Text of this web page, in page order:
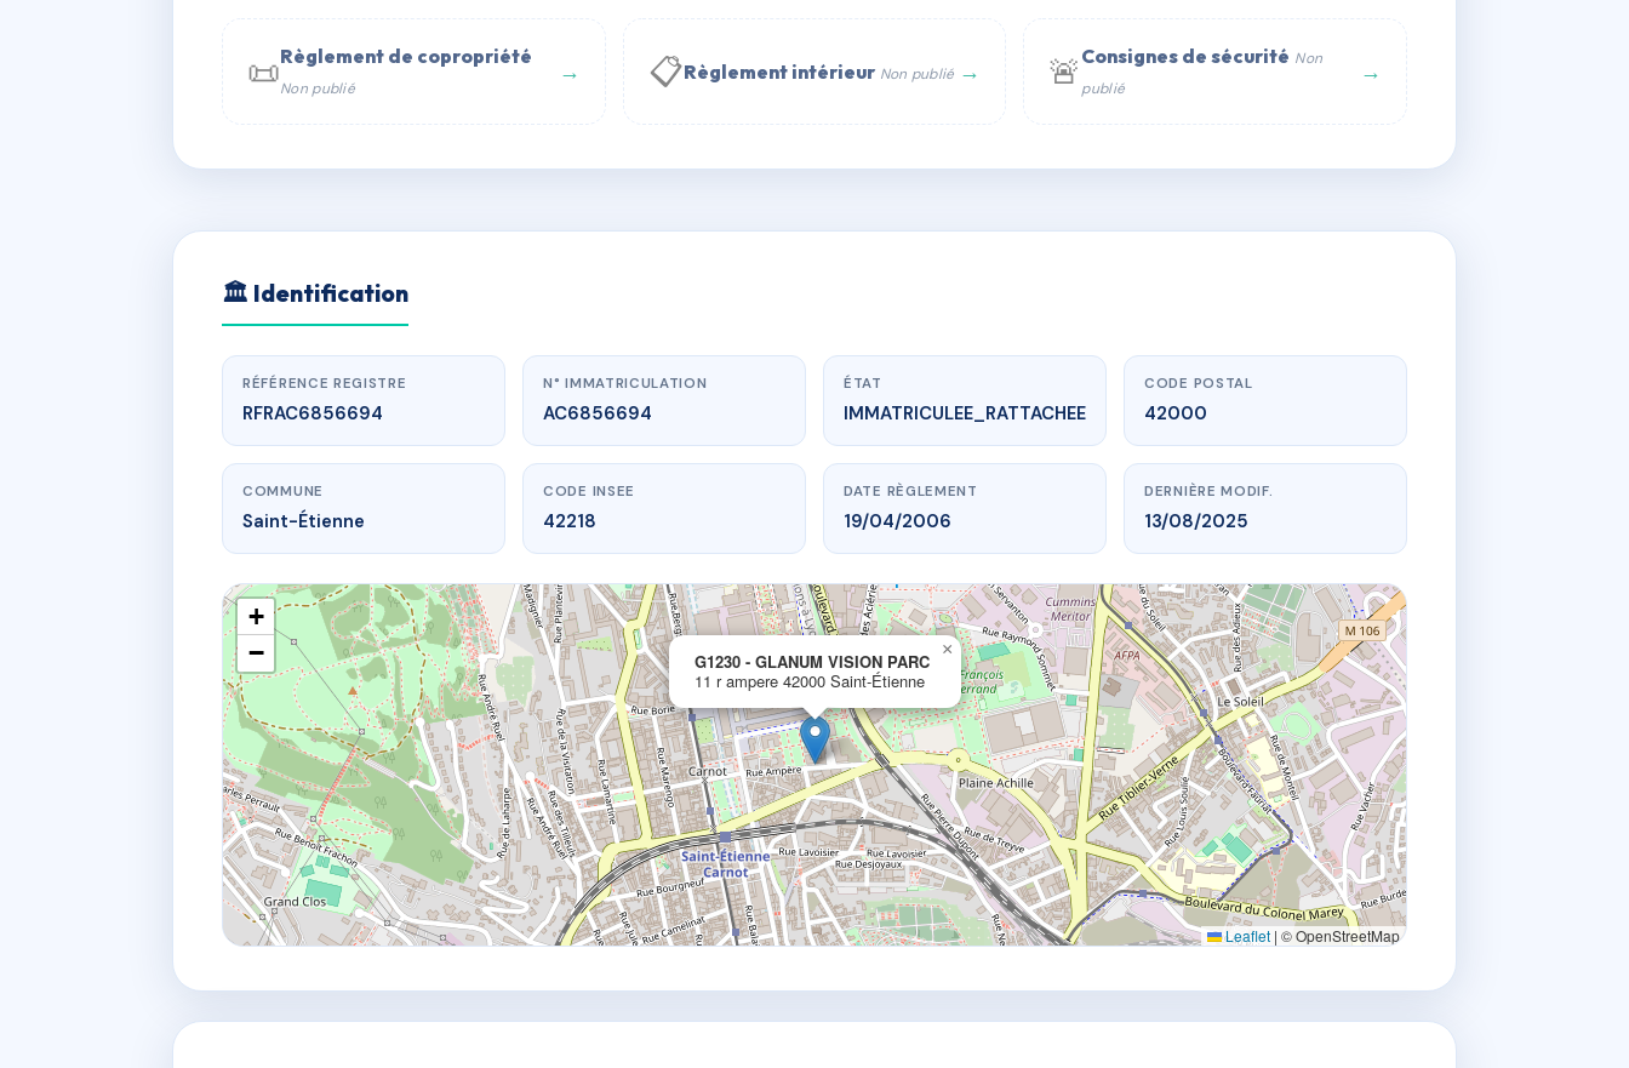
📞 Contacter Syndic Digital 💬 WhatsApp
📜Règlement de copropriété
Non publié
→ 📋Règlement intérieur Non publié → 🚨 Consignes de sécurité Non
publié
→
AC6856694 🇫🇷
www.vme.plus/AC6856694
G1230 - GLANUM VISION PARC
11 r ampere42000 Saint-Étienne
🏛 Identification
RÉFÉRENCE REGISTRE
RFRAC6856694
N° IMMATRICULATION
AC6856694
ÉTAT
IMMATRICULEE_RATTACHEE
CODE POSTAL
42000
COMMUNE
Saint-Étienne
CODE INSEE
42218
DATE RÈGLEMENT
19/04/2006
DERNIÈRE MODIF.
13/08/2025
G1230 - GLANUM VISION PARC
11 r ampere 42000 Saint-Étienne
×
+
−
Leaflet | © OpenStreetMap